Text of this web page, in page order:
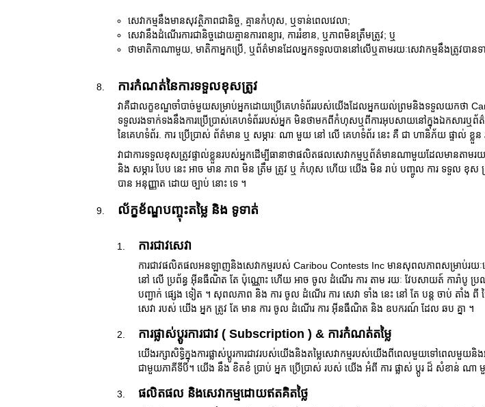
សេវាកម្មនឹងមានសុវត្ថិភាពជានិច្ច, គ្មានកំហុស, ឬទាន់ពេលវេលា;
សេវានឹងដំណើរការជានិច្ចដោយគ្មានការពន្យារ, ការរំខាន, ឬភាពមិនត្រឹមត្រូវ; ឬ
ថាមាតិកាណាមួយ, មាតិកាអ្នកប្រើ, ឬព័ត៌មានដែលអ្នកទទួលបាននៅលើឬតាមរយៈសេវាកម្មនឹងត្រូវបានទ
ការកំណត់នៃការទទួលខុសត្រូវ
វាគឺជាលក្ខខណ្ឌចាំបាច់មួយសម្រាប់អ្នកដោយប្រើគេហទំព័ររបស់យើងដែលអ្នកយល់ព្រមនិងទទួលយកថា
ទទួលរងទាក់ទងនឹងការប្រើប្រាស់គេហទំព័ររបស់អ្នក មិនថាមកពីកំហុសឬពីការអុបសាយនៅក្នុងឯកសារឬ
នៃគេហទំព័រ. ការ ប្រើប្រាស់ ព័ត៌មាន ឬ សម្ភារៈ ណា មួយ នៅ លើ គេហទំព័រ នេះ គឺ ជា ហានិភ័យ ផ្ទាល់
វាជាការទទួលខុសត្រូវផ្ទាល់ខ្លួនរបស់អ្នកដើម្បីធានាថាផលិតផលសេវាកម្មឬព័ត៌មានណាមួយដែលមានតាមរ
និង សម្ភារ បែប នេះ អាច មាន ភាព មិន ត្រឹម ត្រូវ ឬ កំហុស ហើយ យើង មិន រាប់ បញ្ចូល ការ ទទួល ខុ
បាន អនុញ្ញាត ដោយ ច្បាប់ នោះ ទេ ។
ល័ក្ខខ័ណ្ឌបញ្ចុះតម្លៃ និង ទូទាត់
ការជាវសេវា
ការជាវផលិតផលអនឡាញនិងសេវាកម្មរបស់ Caribou Contests Inc មានសុពលភាពសម្រាប់រយៈ
នៅ លើ ប្រព័ន្ធ អ៊ីនធឺណិត តែ ប៉ុណ្ណោះ ហើយ អាច ចូល ដំណើរ ការ តាម រយៈ វែបសាយត៍ ការ៉ាបូ ប្រណ
បញ្ជាក់ ផ្សេង ទៀត ។ សុពលភាព និង ការ ចូល ដំណើរ ការ សេវា ទាំង នេះ នៅ តែ បន្ត ចាប់ តាំង ពី
សេវា របស់ យើង អ្នក ត្រូវ តែ មាន ការ ចូល ដំណើរ ការ អ៊ីនធឺណិត និង ឧបករណ៍ ដែល ឆប គ្នា ។
ការផ្លាស់ប្តូរការជាវ ( Subscription ) & ការកំណត់តម្លៃ
យើងរក្សាសិទ្ធិក្នុងការផ្លាស់ប្តូរការជាវរបស់យើងនិងតម្លៃសេវាកម្មរបស់យើងពីពេលមួយទៅពេលមួយ
ជាមួយភាគីទីបី។ យើង នឹង ខិតខំ ប្រាប់ អ្នក ប្រើប្រាស់ របស់ យើង អំពី ការ ផ្លាស់ ប្តូរ ដ៏ សំខាន់ ណ
ផលិតផល និងសេវាកម្មដោយឥតគិតថ្លៃ